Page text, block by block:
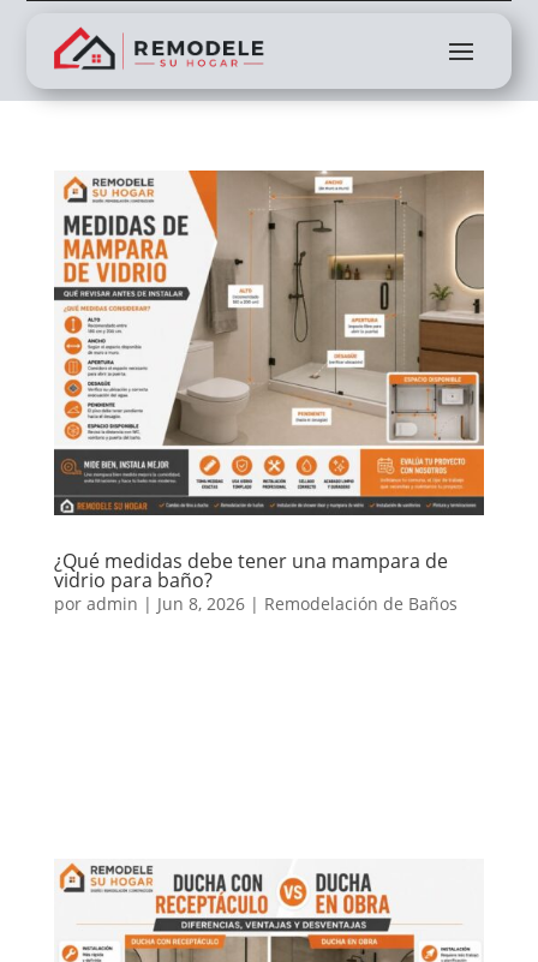
¿Qué medidas debe tener una mampara de
vidrio para baño?
por admin | Jun 8, 2026| Remodelación de Baños